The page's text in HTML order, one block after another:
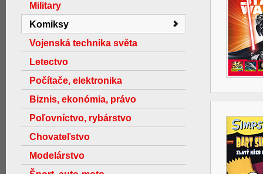
Military
Komiksy
Vojenská technika světa
Letectvo
Počítače, elektronika
Biznis, ekonómia, právo
Poľovníctvo, rybárstvo
Chovateľstvo
Modelárstvo